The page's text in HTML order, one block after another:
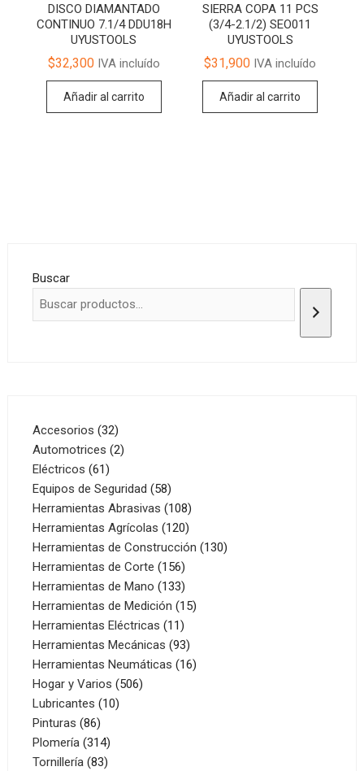
DISCO DIAMANTADO
CONTINUO 7.1/4 DDU18H
UYUSTOOLS
$32,300IVA incluído
Añadir al carrito
SIERRA COPA 11 PCS
(3/4-2.1/2) SEO011
UYUSTOOLS
$31,900 IVA incluído
Añadir al carrito
Buscar
Accesorios 3232
productos
Automotrices 22
Eléctricos 6161
productos
Equipos de Seguridad 5858
productos
Herramientas Abrasivas 108108
productos
Herramientas Agrícolas 120120
productos
Herramientas de Construcción 130130
Herramientas de Corte 156156
productos
Herramientas de Mano 133133
productos
Herramientas de Medición 1515
Herramientas Eléctricas 1111
productos
Herramientas Mecánicas 9393
productos
Herramientas Neumáticas 1616
Hogar y Varios 506506
Lubricantes 1010
Pinturas 8686
productos
Plomería 314314
productos
Tornillería 8383